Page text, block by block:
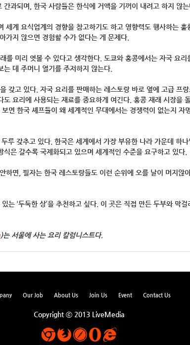
과되며, 한국 사람들은 한식에 거액을 기꺼이 내려고 하지 않는
계 요식업계의 경향을 참고하기도 하고 영향력도 행사하는 훌
가지 않으면 경험할 수가 없다는 게 문제다.
를 미리 엿볼 수 있다고 생각한다. 도쿄와 홍콩에서는 자국 요리
데 주머니 열기를 주저하지 않는다.
갖고 있다. 자국 요리를 판매하는 레스토랑 바로 옆에 고급 프랑
요리에 사용되는 재료를 중요하게 여긴다. 홍콩 재래 시장을
면 한국 셰프들이 왜 세계적인 무대에서는 경쟁력이 없는지 자
루 갖추고 있다. 한국은 세계에서 가장 부유한 나라 가운데 하나
은 갈수록 국제화되고 있으며 세계적인 수준을 요구하고 있다.
면, 필자는 한국 레스토랑들도 이런 순위에 오를 날이 머지않
는 ‘두둑한 상’을 추천하고 싶다. 이 곳은 직접 만든 두부와 막걸
)는 서울에 사는 요리 칼럼니스트다.
Our Job About Us Join Us Event Contact Us
Copyright ⓒ 2013 LiveMedia